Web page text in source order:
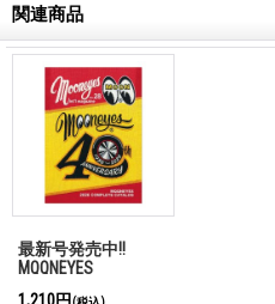
関連商品
最新号発売中!!
MQQNEYES